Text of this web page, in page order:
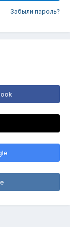
Забыли пароль?